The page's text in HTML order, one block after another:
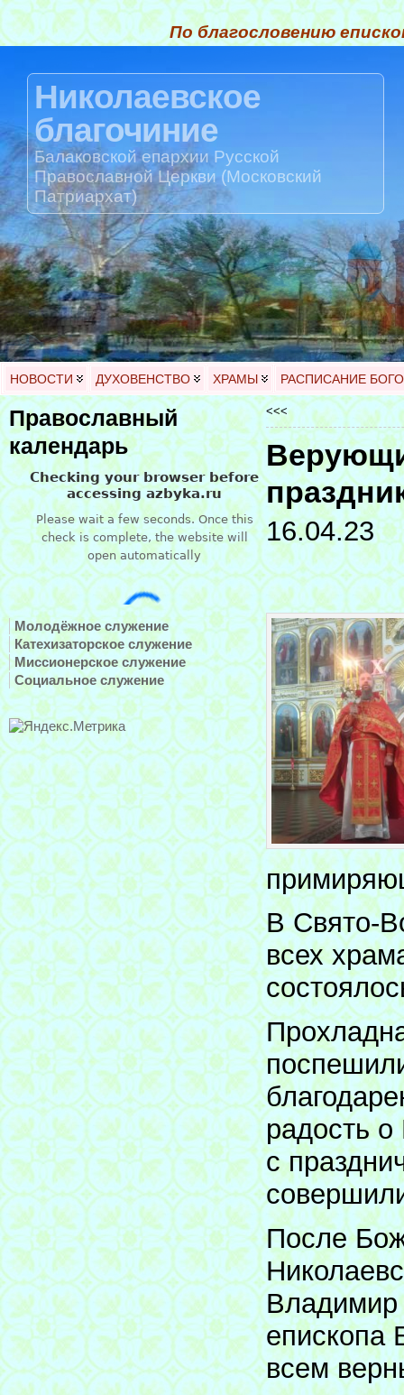
По благословению
Николаевское
благочиние
Балаковской епархии Русской
Православной Церкви (Московский
Патриархат)
НОВОСТИ ДУХОВЕНСТВО ХРАМЫ РАСПИСАНИЕ
Православный
календарь
Молодёжное служение
Катехизаторское служение
Миссионерское служение
Социальное служение
<<<
16.04.23
В Свято-
всех
радость
с
После
Владимир
епископа
всем